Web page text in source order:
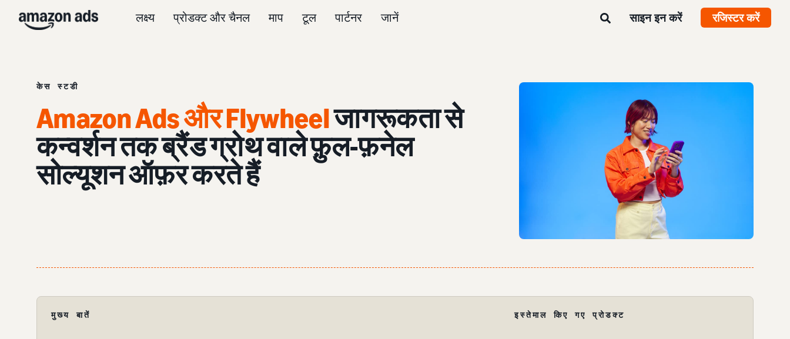
लक्ष्य प्रोडक्ट और चैनल माप टूल पार्टनर जानें साइन इन करें रजिस्टर करें
केस स्टडी
Amazon Ads और Flywheelजागरूकता से
कन्वर्शन तक ब्रैंड ग्रोथ वाले फ़ुल-फ़नेल
सोल्यूशन ऑफ़र करते हैं
मुख्य बातें इस्तेमाल किए गए प्रोडक्ट